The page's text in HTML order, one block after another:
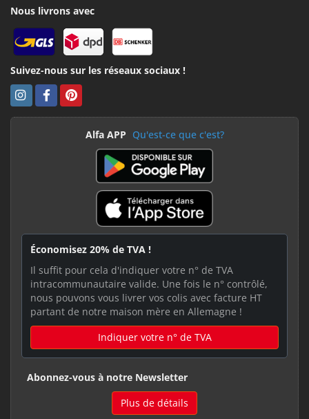
Nous livrons avec
Suivez-nous sur les réseaux sociaux !
Alfa APP Qu'est-ce que c'est?
Économisez 20% de TVA !
Il suffit pour cela d'indiquer votre n° de TVA
intracommunautaire valide. Une fois le n° contrôlé,
nous pouvons vous livrer vos colis avec facture HT
partant de notre maison mère en Allemagne !
Indiquer votre n° de TVA
Abonnez-vous à notre Newsletter
Plus de détails